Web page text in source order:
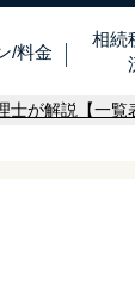
/料金
相続
が解説【一覧